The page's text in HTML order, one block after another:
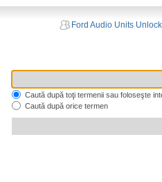
Ford Audio Units
Caută după toţi termenii sau foloseşte
Caută după orice termen